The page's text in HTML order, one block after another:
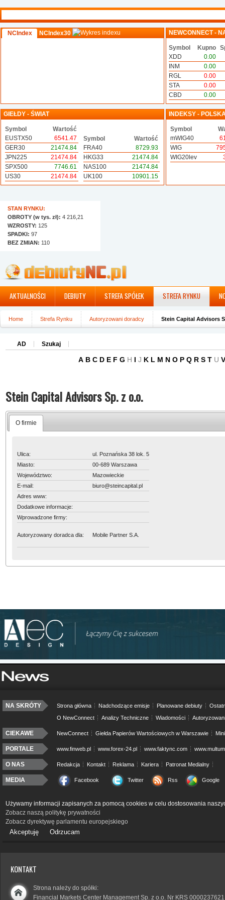
NCIndex NCIndex30 NEWCONNECT -
Symbol Kupno
XDD
0.00
INM
0.00
RGL
0.00
STA
0.00
CBD
0.00
GIEŁDY - ŚWIAT
Symbol
Wartość
EUSTX50
6541.47
GER30
21474.84
JPN225
21474.84
SPX500
7746.61
US30
21474.84
Symbol
Wartość
FRA40
8729.93
HKG33
21474.84
NAS100
21474.84
UK100
10901.15
INDEKSY -
Symbol
mWIG40
WIG
WIG20lev
STAN RYNKU:
OBROTY (w tys. zł): 4 216,21
WZROSTY: 125
SPADKI: 97
BEZ ZMIAN: 110
AKTUALNOŚCI DEBIUTY STREFA SPÓŁEK STREFA RYNKU
Home Strefa Rynku Autoryzowani doradcy Stein Capital Advisors
AD Szukaj
A B C D E F G H I J K L M N O P Q R S T U
Stein Capital Advisors Sp. z o.o.
O firmie
Ulica:
ul. Poznańska 38 lok. 5
Miasto:
00-689 Warszawa
Województwo:
Mazowieckie
E-mail:
biuro@steincapital.pl
Adres www:
Dodatkowe informacje:
Wprowadzone firmy:
Autoryzowany doradca dla: Mobile Partner S.A.
NA SKRÓTY Strona główna Nadchodzące emisje Planowane debiuty
O NewConnect
Analizy Techniczne Wiadomości
CIEKAWE NewConnect Giełda Papierów Wartościowych w Warszawie
PORTALE www.finweb.pl www.forex-24.pl www.faktync.com
O NAS Redakcja Kontakt Reklama Kariera Patronat Medialny
MEDIA Facebook Twitter Rss Google
Używamy informacji zapisanych za pomocą cookies w celu dostosowania
Zobacz naszą politykę prywatności
Zobacz dyrektywę parlamentu europejskiego
Akceptuję Odrzucam
KONTAKT
Strona należy do spółki:
Financial Markets Center Management Sp. z o.o. Nr KRS 0000237621